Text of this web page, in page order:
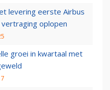
levering eerste Airbus
vertraging oplopen
groei in kwartaal met